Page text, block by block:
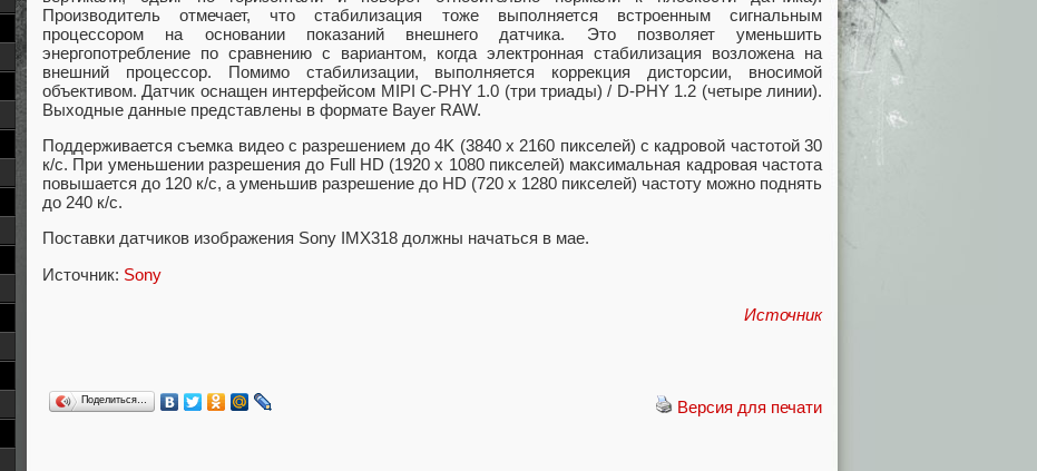
Производитель отмечает, что стабилизация тоже выполняется встроенным сигнальным
процессором на основании показаний внешнего датчика. Это позволяет уменьшить
энергопотребление по сравнению с вариантом, когда электронная стабилизация возложена на
внешний процессор. Помимо стабилизации, выполняется коррекция дисторсии, вносимой
объективом. Датчик оснащен интерфейсом MIPI C-PHY 1.0 (три триады) / D-PHY 1.2 (четыре линии).
Выходные данные представлены в формате Bayer RAW.
Поддерживается съемка видео с разрешением до 4K (3840 x 2160 пикселей) с кадровой частотой 30
к/с. При уменьшении разрешения до Full HD (1920 х 1080 пикселей) максимальная кадровая частота
повышается до 120 к/с, а уменьшив разрешение до HD (720 х 1280 пикселей) частоту можно поднять
до 240 к/с.
Поставки датчиков изображения Sony IMX318 должны начаться в мае.
Источник: Sony
Источник
Версия для печати
Поделиться…